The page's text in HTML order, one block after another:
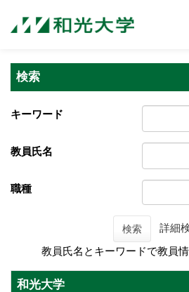
検索
キーワード
教員氏名
職種
検索
詳細
教員氏名とキーワードで教員情
和光大学